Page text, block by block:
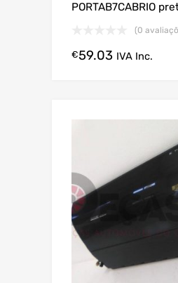
PORTAB7CABRIO
(0
€59.03 IVA Inc.